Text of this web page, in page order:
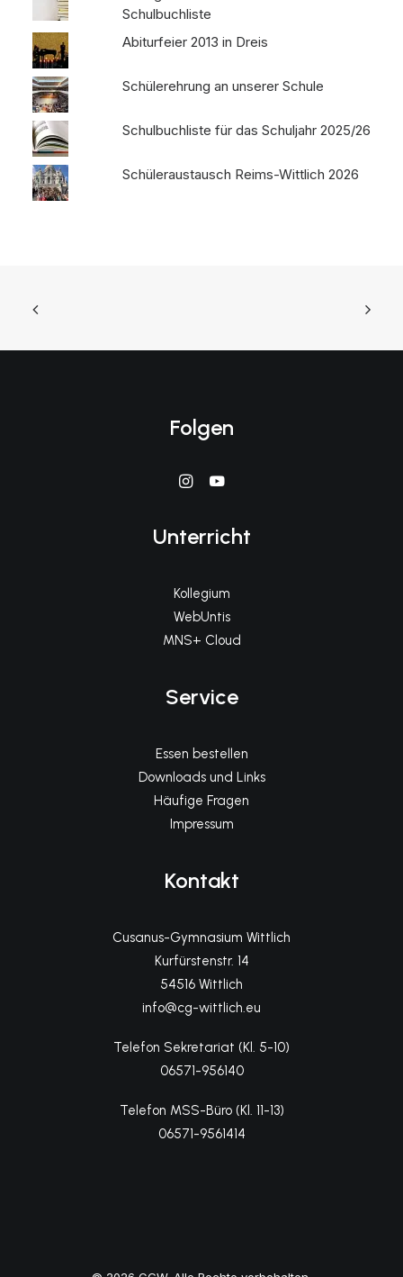
Schulbuchliste
Abiturfeier 2013 in Dreis
Schülerehrung an unserer Schule
Schulbuchliste für das Schuljahr 2025/26
Schüleraustausch Reims-Wittlich 2026
Folgen
Unterricht
Kollegium
WebUntis
MNS+ Cloud
Service
Essen bestellen
Downloads und Links
Häufige Fragen
Impressum
Kontakt
Cusanus-Gymnasium Wittlich
Kurfürstenstr. 14
54516 Wittlich
info@cg-wittlich.eu
Telefon Sekretariat (Kl. 5-10)
06571-956140
Telefon MSS-Büro (Kl. 11-13)
06571-9561414